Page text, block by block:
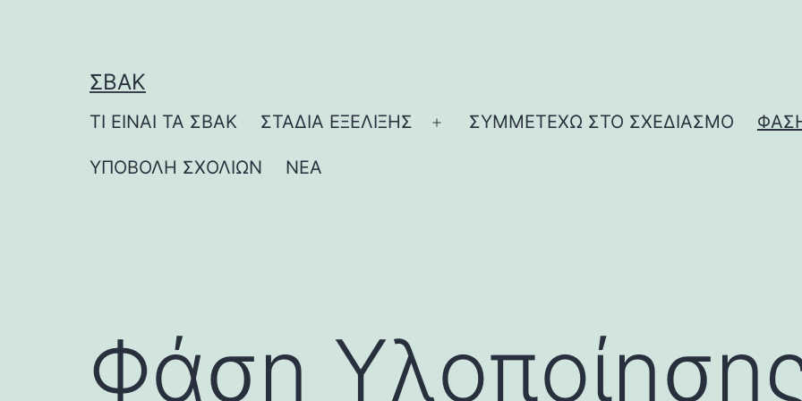
περιεχόμενοΣΒΑΚ
ΤΙ ΕΙΝΑΙ ΤΑ ΣΒΑΚ ΣΤΑΔΙΑ ΕΞΕΛΙΞΗΣ
Άνοιγμα
ΣΥΜΜΕΤΕΧΩ ΣΤΟ ΣΧΕΔΙΑΣΜΟ
ΥΠΟΒΟΛΗ ΣΧΟΛΙΩΝ ΝΕΑ
Φάση